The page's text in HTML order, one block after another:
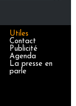
Utiles
Contact
Publicité
Agenda
La presse en
parle